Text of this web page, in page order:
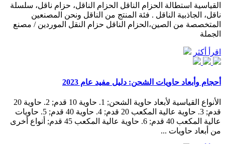
القياسية استطالة الحزام الناقل الحزام الناقل، حزام ناقل، سلسلة
ناقل، الجاذبية الناقل . فئة المنتج من الناقل ونحن المصنعين
المتخصصة من الصين،الحزام الناقل حزام النقل الموردين / مصنع
الجملة
اقرأ أكثر
أحجام وأبعاد حاويات الشحن: دليل مفيد عام 2023
الأنواع القياسية لأبعاد حاوية الشحن; 1. حاوية 10 قدم; 2. حاوية 20
قدم; 3. حاوية عالية المكعب 20 قدم; 4. حاوية 40 قدم; 5. حاويات
عالية المكعب 40 قدم; 6. حاوية عالية المكعب 45 قدم; أنواع أخرى
من أبعاد حاويات ...